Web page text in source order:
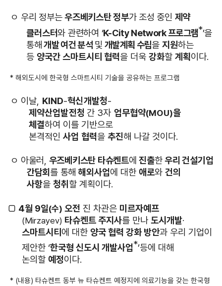
ㅇ 우리 정부는우즈베키스탄 정부가 조성 중인 제약
클러스터와 관련하여 ‘K-City Network 프로그램*’을
통해개발 여건 분석 및개발계획 수립을 지원하는
등 양국간 스마트시티 협력을 더욱강화할계획이다.
* 해외도시에 한국형 스마트시티 기술을 공유하는 프로그램
ㅇ 이날, KIND-혁신개발청-
제약산업발전청 간 3자 업무협약(MOU)을
체결하여 이를 기반으로
본격적인 사업 협력을 추진해 나갈 것이다.
ㅇ 아울러, 우즈베키스탄 타슈켄트에진출한우리 건설기업
간담회 를 통해 해외사업에 대한애로와건의
사항을 청취 할 계획이다.
□ 4월 9일(수) 오전 진 차관은 미르자예프
(Mirzayev) 타슈켄트 주지사를 만나 도시개발·
스마트시티에 대한 양국 협력 강화 방안과 우리 기업이
제안한 ‘한국형 신도시 개발사업*’등에 대해
논의할 예정이다.
* (내용) 타슈켄트 동부 뉴 타슈켄트 예정지에 의료기능을 갖는 한국형